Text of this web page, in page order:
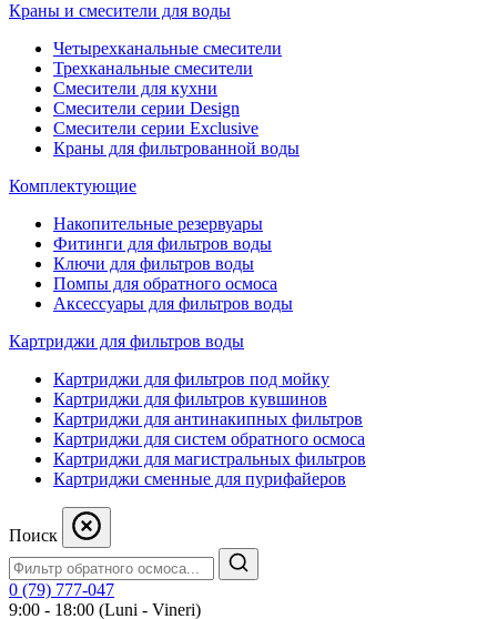
Краны и смесители для воды
Четырехканальные смесители
Трехканальные смесители
Смесители для кухни
Смесители серии Design
Смесители серии Exclusive
Краны для фильтрованной воды
Комплектующие
Накопительные резервуары
Фитинги для фильтров воды
Ключи для фильтров воды
Помпы для обратного осмоса
Аксессуары для фильтров воды
Картриджи для фильтров воды
Картриджи для фильтров под мойку
Картриджи для фильтров кувшинов
Картриджи для антинакипных фильтров
Картриджи для систем обратного осмоса
Картриджи для магистральных фильтров
Картриджи сменные для пурифайеров
Поиск
0 (79) 777-047
9:00 - 18:00 (Luni - Vineri)